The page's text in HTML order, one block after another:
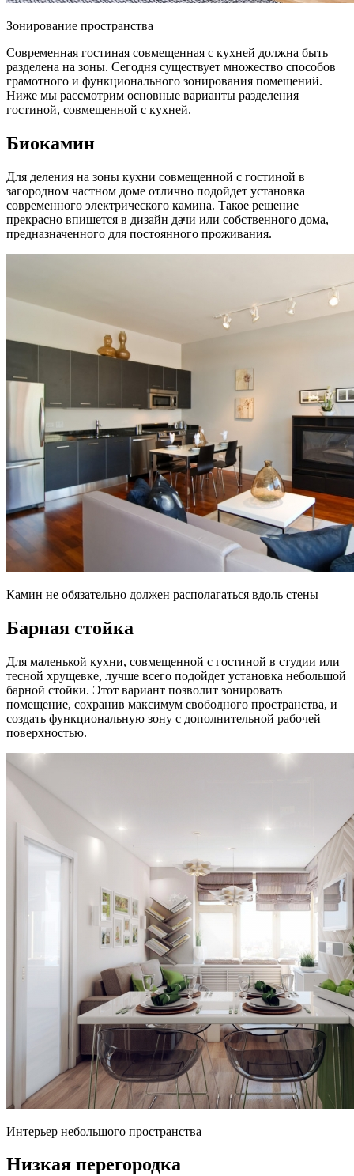
Зонирование пространства
Современная гостиная совмещенная с кухней должна быть
разделена на зоны. Сегодня существует множество способов
грамотного и функционального зонирования помещений.
Ниже мы рассмотрим основные варианты разделения
гостиной, совмещенной с кухней.
Биокамин
Для деления на зоны кухни совмещенной с гостиной в
загородном частном доме отлично подойдет установка
современного электрического камина. Такое решение
прекрасно впишется в дизайн дачи или собственного дома,
предназначенного для постоянного проживания.
Камин не обязательно должен располагаться вдоль стены
Барная стойка
Для маленькой кухни, совмещенной с гостиной в студии или
тесной хрущевке, лучше всего подойдет установка небольшой
барной стойки. Этот вариант позволит зонировать
помещение, сохранив максимум свободного пространства, и
создать функциональную зону с дополнительной рабочей
поверхностью.
Интерьер небольшого пространства
Низкая перегородка